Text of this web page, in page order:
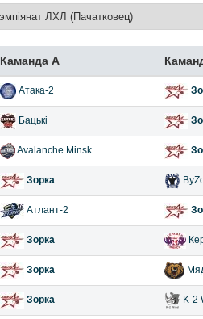
Каманда А
Атака-2
Бацькі
Avalanche Minsk
Зорка
Атлант-2
Зорка
Зорка
Зорка K-2